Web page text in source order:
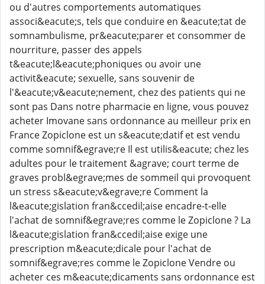
ou d'autres comportements automatiques
associ&eacute;s, tels que conduire en &eacute;tat de
somnambulisme, pr&eacute;parer et consommer de
nourriture, passer des appels
t&eacute;l&eacute;phoniques ou avoir une
activit&eacute; sexuelle, sans souvenir de
l'&eacute;v&eacute;nement, chez des patients qui ne
sont pas Dans notre pharmacie en ligne, vous pouvez
acheter Imovane sans ordonnance au meilleur prix en
France Zopiclone est un s&eacute;datif et est vendu
comme somnif&egrave;re Il est utilis&eacute; chez les
adultes pour le traitement &agrave; court terme de
graves probl&egrave;mes de sommeil qui provoquent
un stress s&eacute;v&egrave;re Comment la
l&eacute;gislation fran&ccedil;aise encadre-t-elle
l'achat de somnif&egrave;res comme le Zopiclone ? La
l&eacute;gislation fran&ccedil;aise exige une
prescription m&eacute;dicale pour l'achat de
somnif&egrave;res comme le Zopiclone Vendre ou
acheter ces m&eacute;dicaments sans ordonnance est